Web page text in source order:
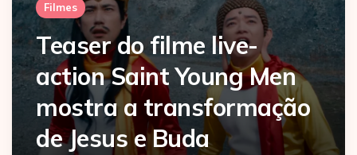
Filmes
Teaser do filme live-
action Saint Young Men
mostra a transformação
de Jesus e Buda